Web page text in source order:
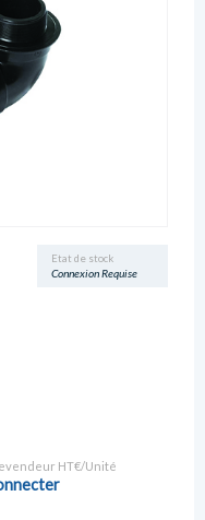
Etat de stock
Connexion Requise
HT€/Unité